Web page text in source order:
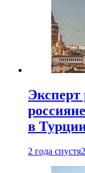
Эксперт
в
2 года спустя